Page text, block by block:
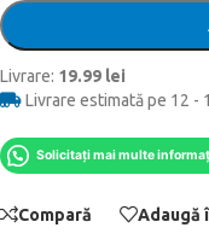
Livrare: 19.99 lei
Livrare estimată pe 12 -
Solicitați mai multe
Compară Adaugă